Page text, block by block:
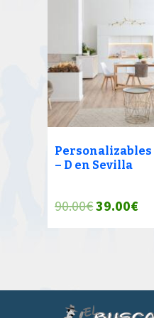
– D en Sevilla
90.00€El
90.00€.
39.00€El